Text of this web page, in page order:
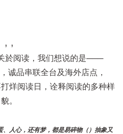
, ,
於阅读，我们想说的是───
诚品串联全台及海外店点，
烊阅读日，诠释阅读的多种样
貌。
、人心，还有梦，都是易碎物（）抽象又